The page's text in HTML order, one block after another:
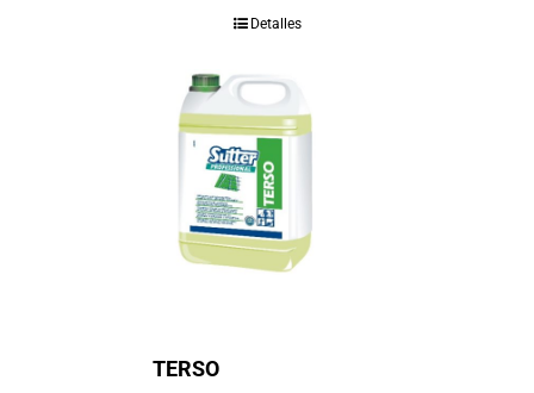
Detalles
TERSO